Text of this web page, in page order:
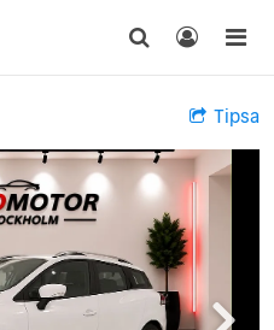
Tipsa